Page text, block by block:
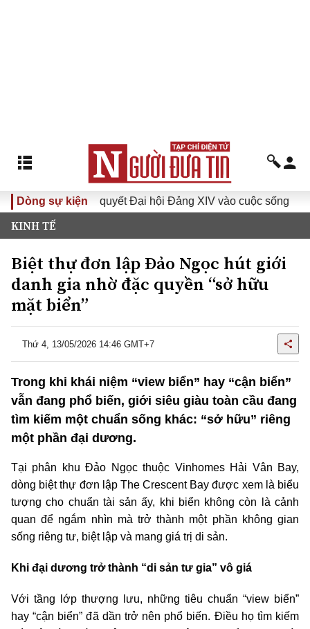
Dòng sự kiện
Đưa Nghị quyết Đại hội Đảng XIV vào cuộc sống
KINH TẾ
Biệt thự đơn lập Đảo Ngọc hút giới
danh gia nhờ đặc quyền “sở hữu
mặt biển”
Thứ 4, 13/05/2026 14:46 GMT+7
Trong khi khái niệm “view biển” hay “cận biển”
vẫn đang phổ biến, giới siêu giàu toàn cầu đang
tìm kiếm một chuẩn sống khác: “sở hữu” riêng
một phần đại dương.
Tại phân khu Đảo Ngọc thuộc Vinhomes Hải Vân Bay,
dòng biệt thự đơn lập The Crescent Bay được xem là biểu
tượng cho chuẩn tài sản ấy, khi biển không còn là cảnh
quan để ngắm nhìn mà trở thành một phần không gian
sống riêng tư, biệt lập và mang giá trị di sản.
Khi đại dương trở thành “di sản tư gia” vô giá
Với tầng lớp thượng lưu, những tiêu chuẩn “view biển”
hay “cận biển” đã dần trở nên phổ biến. Điều họ tìm kiếm